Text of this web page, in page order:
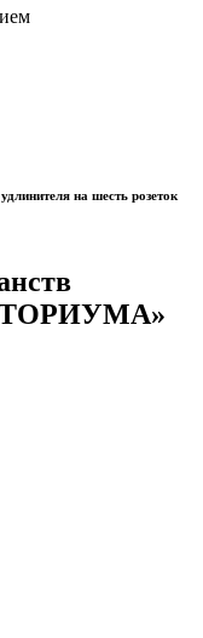
на шесть розеток